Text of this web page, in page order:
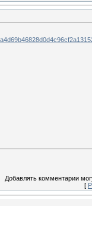
Добавлять комментарии
[